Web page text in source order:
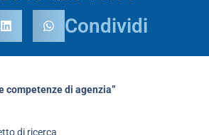
Condividi
competenze di agenzia”
di ricerca